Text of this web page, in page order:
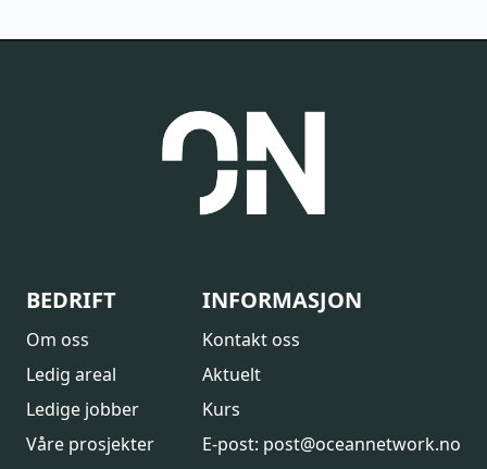
BEDRIFT
Om oss
Ledig areal
Ledige jobber
Våre prosjekter
INFORMASJON
Kontakt oss
Aktuelt
Kurs
E-post: post@oceannetwork.no